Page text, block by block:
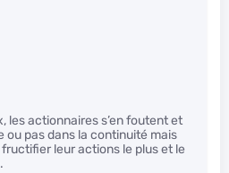
les actionnaires s’en foutent et
ou pas dans la continuité mais
leur actions le plus et le